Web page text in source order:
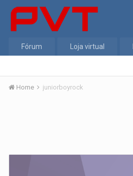
Fórum Loja virtual
Home juniorboyrock